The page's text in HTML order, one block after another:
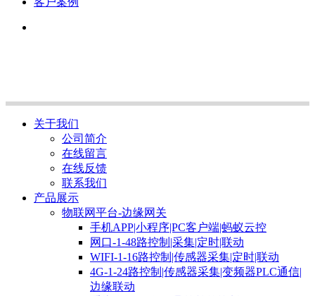
关于我们
公司简介
在线留言
在线反馈
联系我们
产品展示
物联网平台-边缘网关
手机APP|小程序|PC客户端|蚂蚁云控
网口-1-48路控制|采集|定时|联动
WIFI-1-16路控制|传感器采集|定时|联动
4G-1-24路控制|传感器采集|变频器PLC通信|
边缘联动